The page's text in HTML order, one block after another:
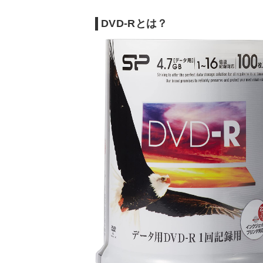
DVD-Rとは？